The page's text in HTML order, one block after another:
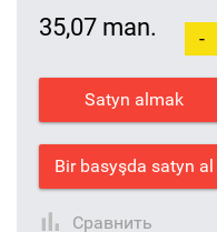
35,07 man. -
Satyn almak
Bir basyşda satyn al
Сравнить